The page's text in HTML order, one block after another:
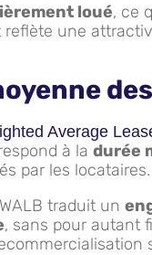
loué, ce
reflète une
Average
à la durée
par les locataires.
traduit un
, sans pour autant